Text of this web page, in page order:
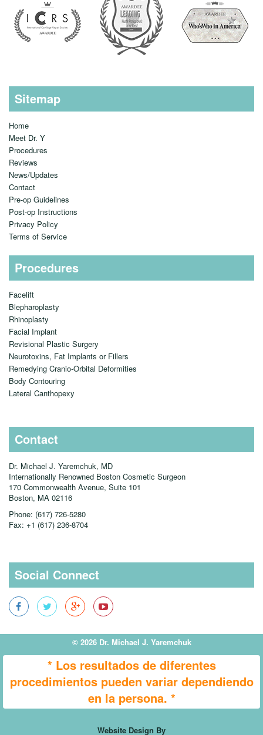
Sitemap
Home
Meet Dr. Y
Procedures
Reviews
News/Updates
Contact
Pre-op Guidelines
Post-op Instructions
Privacy Policy
Terms of Service
Procedures
Facelift
Blepharoplasty
Rhinoplasty
Facial Implant
Revisional Plastic Surgery
Neurotoxins, Fat Implants or Fillers
Remedying Cranio-Orbital Deformities
Body Contouring
Lateral Canthopexy
Contact
Dr. Michael J. Yaremchuk, MD
Internationally Renowned Boston Cosmetic Surgeon
170 Commonwealth Avenue, Suite 101
Boston, MA 02116
Phone: (617) 726-5280
Fax: +1 (617) 236-8704
Social Connect
© 2026 Dr. Michael J. Yaremchuk
* Los resultados de diferentes
procedimientos pueden variar dependiendo
en la persona. *
Website Design By